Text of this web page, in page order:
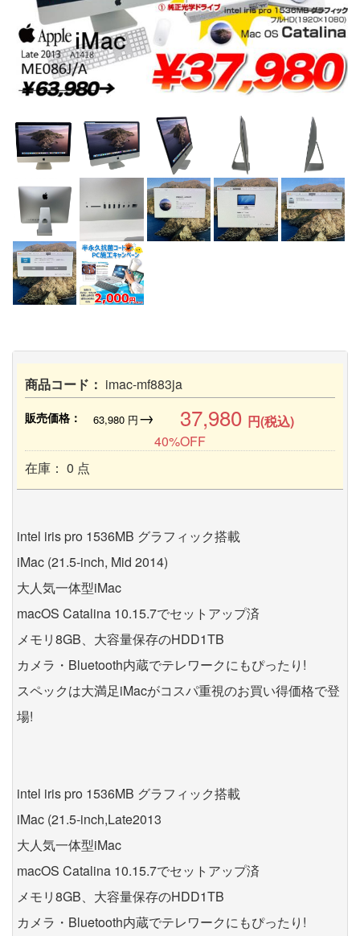
商品コード： imac-mf883ja
販売価格： 63,980円→ 37,980 円(税込)
40%OFF
在庫： 0 点
intel iris pro 1536MB グラフィック搭載
iMac (21.5-inch, Mid 2014)
大人気一体型iMac
macOS Catalina 10.15.7でセットアップ済
メモリ8GB、大容量保存のHDD1TB
カメラ・Bluetooth内蔵でテレワークにもぴったり!
スペックは大満足iMacがコスパ重視のお買い得価格で登
場!
intel iris pro 1536MB グラフィック搭載
iMac (21.5-inch,Late2013
大人気一体型iMac
macOS Catalina 10.15.7でセットアップ済
メモリ8GB、大容量保存のHDD1TB
カメラ・Bluetooth内蔵でテレワークにもぴったり!